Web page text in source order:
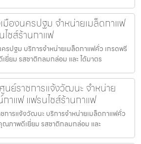
มืองนครปฐม จำหน่ายเมล็ดกาแฟ
ชส์ร้านกาแฟ
รปฐม บริการจำหน่ายเมล็ดกาแฟคั่ว เกรดพรี
ยี่ยม รสชาติกลมกล่อม และ ได้มาตร
นย์ราชการแจ้งวัฒนะ จำหน่าย
าแฟ แฟรนไชส์ร้านกาแฟ
การแจ้งวัฒนะ บริการจำหน่ายเมล็ดกาแฟคั่ว
ณภาพดีเยี่ยม รสชาติกลมกล่อม และ